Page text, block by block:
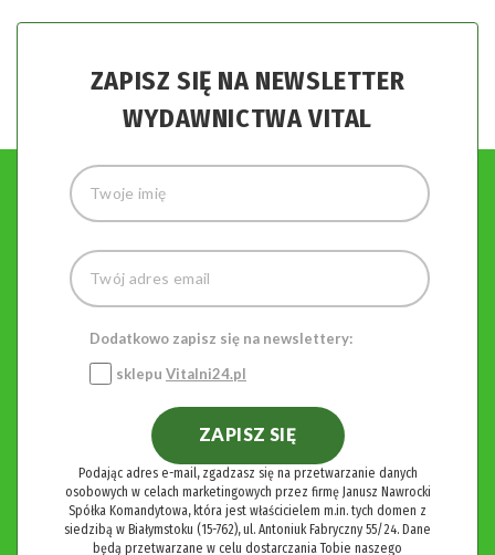
ZAPISZ SIĘ NA NEWSLETTER
WYDAWNICTWA VITAL
Dodatkowo zapisz się na newslettery:
sklepu Vitalni24.pl
ZAPISZ SIĘ
Podając adres e-mail, zgadzasz się na przetwarzanie danych
osobowych w celach marketingowych przez firmę Janusz Nawrocki
Spółka Komandytowa, która jest właścicielem m.in. tych domen z
siedzibą w Białymstoku (15-762), ul. Antoniuk Fabryczny 55/24. Dane
będą przetwarzane w celu dostarczania Tobie naszego